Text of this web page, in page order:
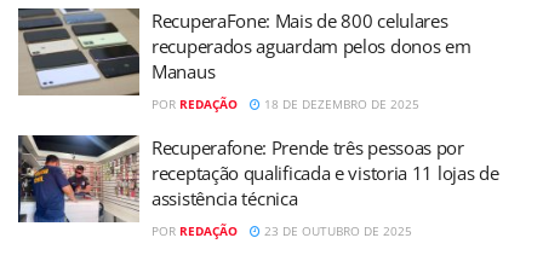
RecuperaFone: Mais de 800 celulares
recuperados aguardam pelos donos em
Manaus
POR REDAÇÃO 18 DE DEZEMBRO DE 2025
Recuperafone: Prende três pessoas por
receptação qualificada e vistoria 11 lojas de
assistência técnica
POR REDAÇÃO 23 DE OUTUBRO DE 2025